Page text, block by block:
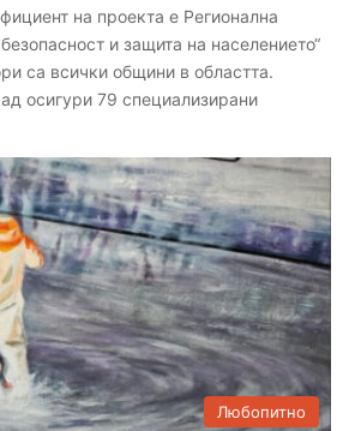
на проекта е Регионална
и защита на населението“
са всички общини в областта.
осигури 79 специализирани
Любопитно